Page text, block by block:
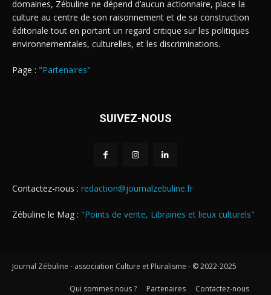
domaines, Zébuline ne dépend d’aucun actionnaire, place la
culture au centre de son raisonnement et de sa construction
éditoriale tout en portant un regard critique sur les politiques
environnementales, culturelles, et les discriminations.
Page : "Partenaires"
SUIVEZ-NOUS
Contactez-nous : redaction@journalzebuline.fr
Zébuline le Mag : "Points de vente, Librairies et lieux culturels"
Journal Zébuline - association Culture et Pluralisme - © 2022-2025
Qui sommes nous ? Partenaires Contactez-nous